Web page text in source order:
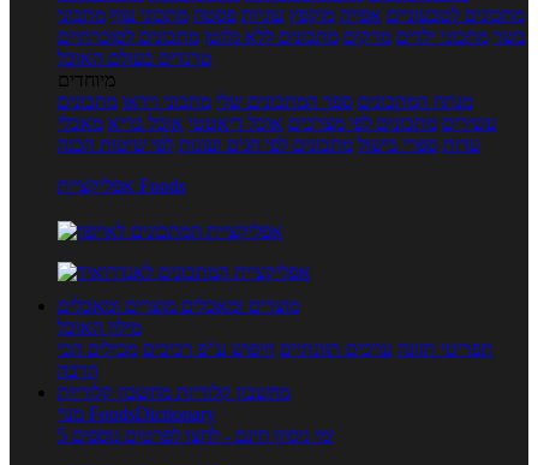
מתכונים לטבעוניים אפייה מוקפץ עוגיות פסטה מתכוני עוף מתכוני
בשר מתכוני ילדים מרקים מתכונים ללא גלוטן מתכונים לסוכרתיים
טרנדים בעולם האוכל
מיוחדים
מנתח המתכונים ספר המתכונים שלי מתכוני וידאו מתכונים
עשירים מתכונים לפי מצרכים אוכל דיאטטי אוכל בריא מאכלי
עדות ספרי בישול מתכונים לפי חגים ועונות לפי שיטות הכנה
אפליקציית Foods
מוצרים ומאכלים מוצרים ומאכלים
מילון האוכל
תפריטי תזונה ערכים תזונתיים חיפוש ע"פ רכיבים מכילים הכי
הרבה
מחשבון קלוריות מחשבון קלוריות
מנוי FoodsDictionary
5 ימי ניסיון חינם - לחצו לפרטים נוספים